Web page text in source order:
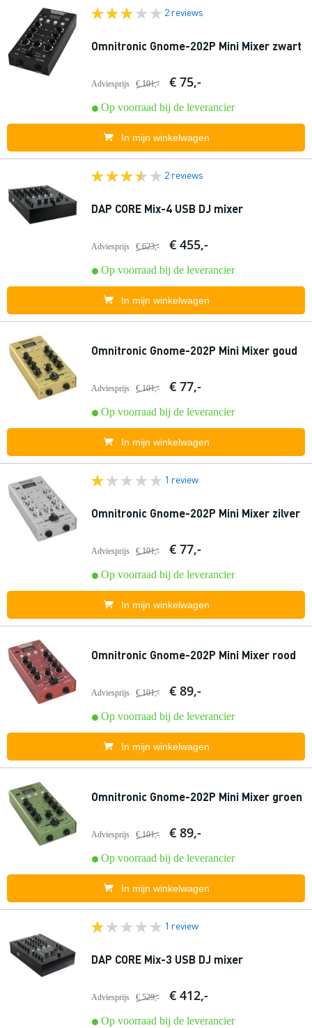
2 reviews
Omnitronic Gnome-202P Mini Mixer zwart
Adviesprijs € 101,- € 75,-
Op voorraad bij de leverancier
In mijn winkelwagen
2 reviews
DAP CORE Mix-4 USB DJ mixer
Adviesprijs € 623,- € 455,-
Op voorraad bij de leverancier
In mijn winkelwagen
Omnitronic Gnome-202P Mini Mixer goud
Adviesprijs € 101,- € 77,-
Op voorraad bij de leverancier
In mijn winkelwagen
1 review
Omnitronic Gnome-202P Mini Mixer zilver
Adviesprijs € 101,- € 77,-
Op voorraad bij de leverancier
In mijn winkelwagen
Omnitronic Gnome-202P Mini Mixer rood
Adviesprijs € 101,- € 89,-
Op voorraad bij de leverancier
In mijn winkelwagen
Omnitronic Gnome-202P Mini Mixer groen
Adviesprijs € 101,- € 89,-
Op voorraad bij de leverancier
In mijn winkelwagen
1 review
DAP CORE Mix-3 USB DJ mixer
Adviesprijs € 529,- € 412,-
Op voorraad bij de leverancier